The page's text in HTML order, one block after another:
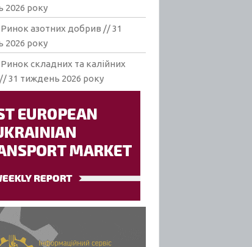
2026 року
Ринок азотних добрив // 31
2026 року
Ринок складних та калійних
31 тиждень 2026 року